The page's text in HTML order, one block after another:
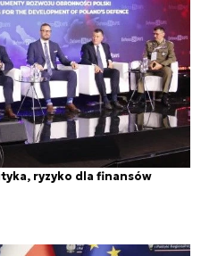
ryzyko dla finansów